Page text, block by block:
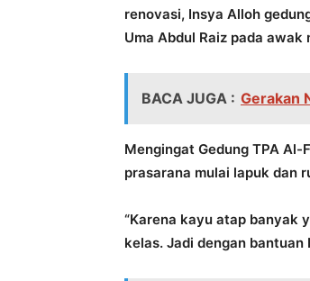
renovasi, Insya Alloh
Uma Abdul Raiz pada awak
BACA JUGA : Gerakan
Mengingat Gedung TPA
prasarana mulai lapuk dan
“Karena kayu atap banyak
kelas. Jadi dengan